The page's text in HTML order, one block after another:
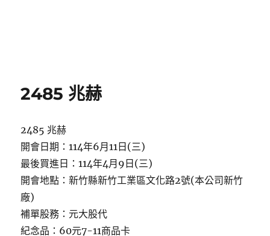
2485 兆赫
2485 兆赫
開會日期：114年6月11日(三)
最後買進日：114年4月9日(三)
開會地點：新竹縣新竹工業區文化路2號(本公司新竹
廠)
補單股務：元大股代
紀念品：60元7-11商品卡